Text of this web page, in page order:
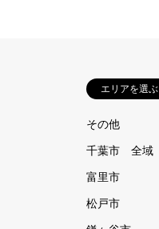
エリアを選ぶ
その他
千葉市 全域
富里市
松戸市